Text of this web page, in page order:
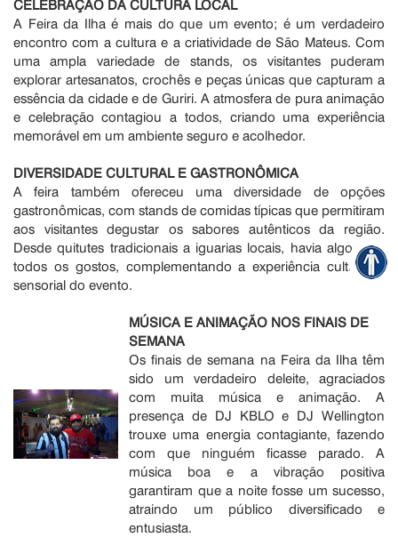
CELEBRAÇÃO DA CULTURA LOCAL
A Feira da Ilha é mais do que um evento; é um verdadeiro
encontro com a cultura e a criatividade de São Mateus. Com
uma ampla variedade de stands, os visitantes puderam
explorar artesanatos, crochês e peças únicas que capturam a
essência da cidade e de Guriri. A atmosfera de pura animação
e celebração contagiou a todos, criando uma experiência
memorável em um ambiente seguro e acolhedor.
DIVERSIDADE CULTURAL E GASTRONÔMICA
A feira também ofereceu uma diversidade de opções
gastronômicas, com stands de comidas típicas que permitiram
aos visitantes degustar os sabores autênticos da região.
Desde quitutes tradicionais a iguarias locais, havia algo para
todos os gostos, complementando a experiência cultural e
sensorial do evento.
MÚSICA E ANIMAÇÃO NOS FINAIS DE
SEMANA
Os finais de semana na Feira da Ilha têm
sido um verdadeiro deleite, agraciados
com muita música e animação. A
presença de DJ KBLO e DJ Wellington
trouxe uma energia contagiante, fazendo
com que ninguém ficasse parado. A
música boa e a vibração positiva
garantiram que a noite fosse um sucesso,
atraindo um público diversificado e
entusiasta.